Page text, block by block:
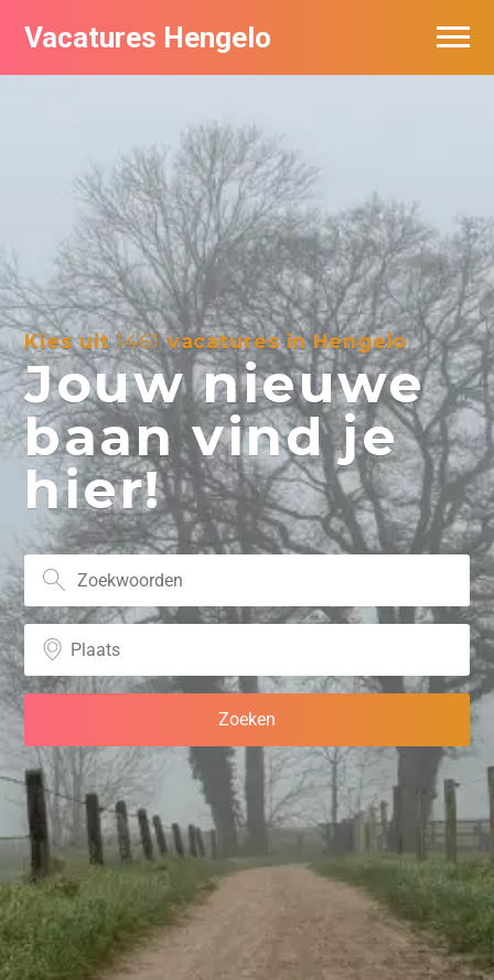
Vacatures Hengelo
Kies uit1461vacatures in Hengelo
Jouw nieuwe
baan vind je
hier!
Vacatures per bedrijf in Hengelo
Nieuwsbrief feed